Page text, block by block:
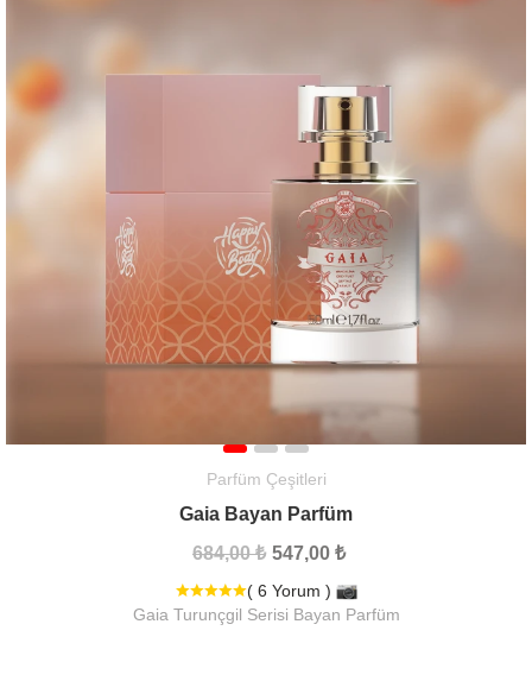
Parfüm Çeşitleri
Gaia Bayan Parfüm
684,00 ₺ 547,00 ₺
( 6 Yorum )
Gaia Turunçgil Serisi Bayan Parfüm